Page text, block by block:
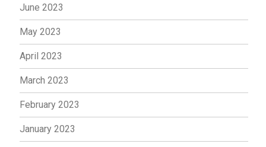
June 2023
May 2023
April 2023
March 2023
February 2023
January 2023